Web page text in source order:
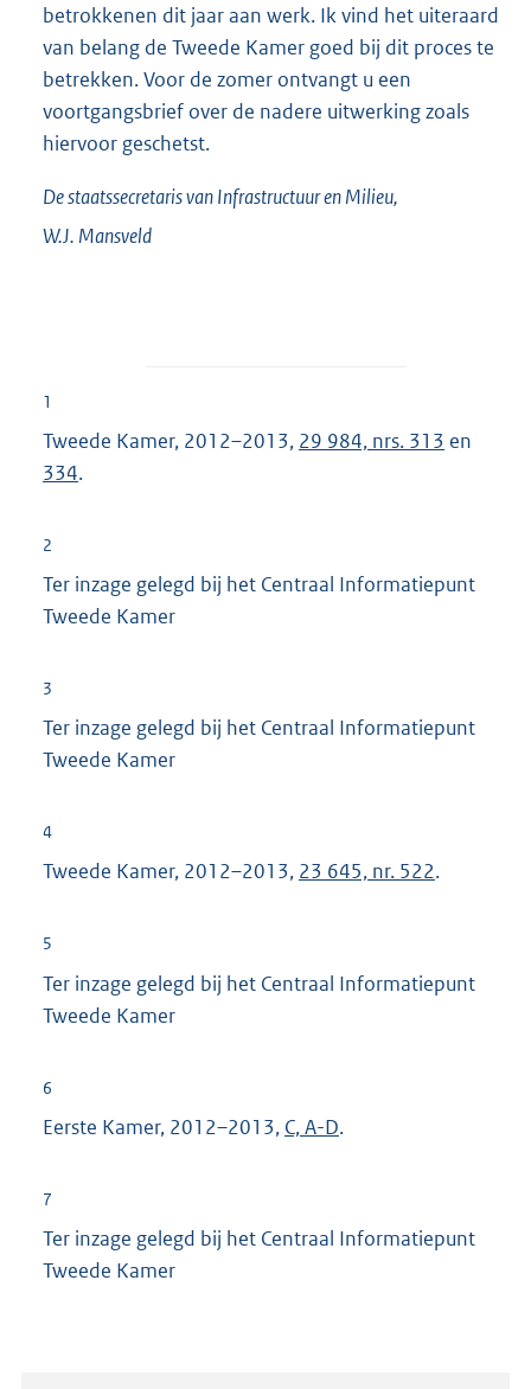
betrokkenen dit jaar aan werk. Ik vind het uiteraard
van belang de Tweede Kamer goed bij dit proces te
betrekken. Voor de zomer ontvangt u een
voortgangsbrief over de nadere uitwerking zoals
hiervoor geschetst.
De staatssecretaris van Infrastructuur en Milieu,
W.J. Mansveld
1
Tweede Kamer, 2012–2013, 29 984, nrs. 313 en
334.
2
Ter inzage gelegd bij het Centraal Informatiepunt
Tweede Kamer
3
Ter inzage gelegd bij het Centraal Informatiepunt
Tweede Kamer
4
Tweede Kamer, 2012–2013, 23 645, nr. 522.
5
Ter inzage gelegd bij het Centraal Informatiepunt
Tweede Kamer
6
Eerste Kamer, 2012–2013, C, A-D.
7
Ter inzage gelegd bij het Centraal Informatiepunt
Tweede Kamer